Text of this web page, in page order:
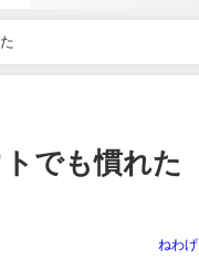
でも慣れた
ねわげ